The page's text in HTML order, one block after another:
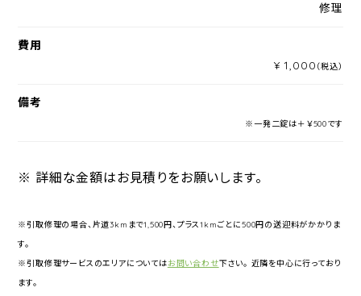
修理
費用
¥ 1,000 （税込）
備考
※一発二錠は＋￥500です
※ 詳細な金額はお見積りをお願いします。
※引取修理の場合、片道3kmまで1,500円、プラス1kmごとに500円の送迎料がかかりま
す。
※引取修理サービスのエリアについてはお問い合わせ下さい。 近隣を中心に行っており
ます。